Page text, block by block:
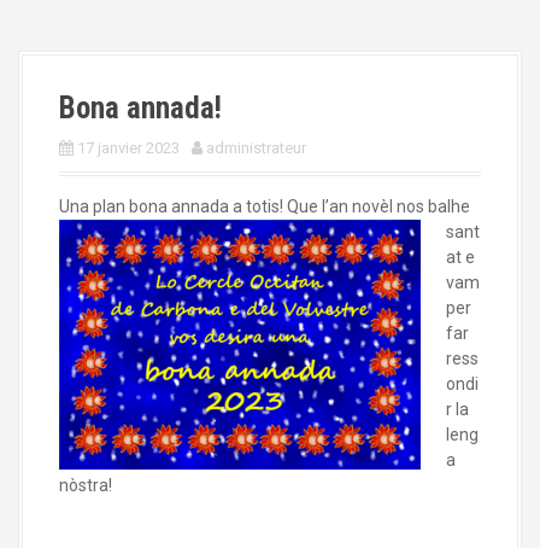
Bona annada!
17 janvier 2023 administrateur
Una plan bona annada a totis! Que l’an novèl nos balhe
sant
at e
vam
per
far
ress
ondi
r la
leng
a
nòstra!